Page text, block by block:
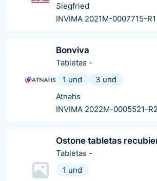
Siegfried
INVIMA 2021M-0007715-R1
Bonviva
Tabletas -
1 und
3 und
Atnahs
INVIMA 2022M-0005521-R2
Ostone tabletas
Tabletas -
1 und